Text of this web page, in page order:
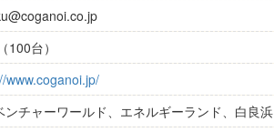
100台）
www.coganoi.jp/
ンチャーワールド、エネルギーランド、白良浜